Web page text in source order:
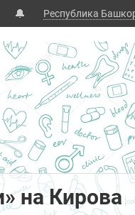
🔔 Республика
на Кирова